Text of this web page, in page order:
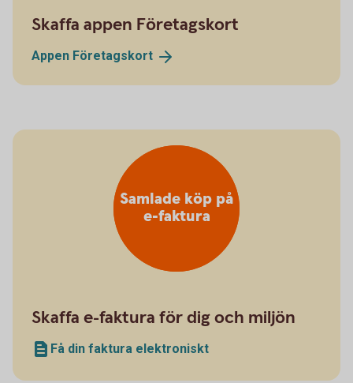
Skaffa appen Företagskort
Appen Företagskort
Samlade köp på
e-faktura
Skaffa e-faktura för dig och miljön
Få din faktura elektroniskt